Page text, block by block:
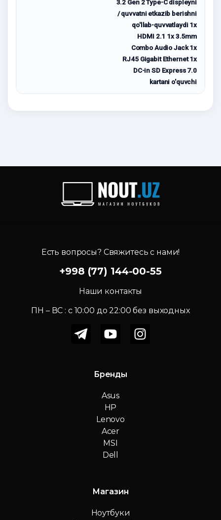
3.2 Gen 2 Type-C displeyni
/ quvvatni etkazib berishni
qo'llab-quvvatlaydi 1x
HDMI 2.1 1x 3.5mm
Combo Audio Jack 1x
RJ45 Gigabit Ethernet 1x
DC-in SD Express 7.0
kartani o'quvchi
Есть вопросы? Свяжитесь с нами!
+998 (77) 144-00-55
Наши контакты
ПН – ВС : c 10:00 до 22:00 без выходных
Бренды
Asus
HP
Lenovo
Acer
MSI
Dell
Магазин
Ноутбуки